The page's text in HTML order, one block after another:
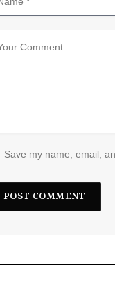
Save my name, email,